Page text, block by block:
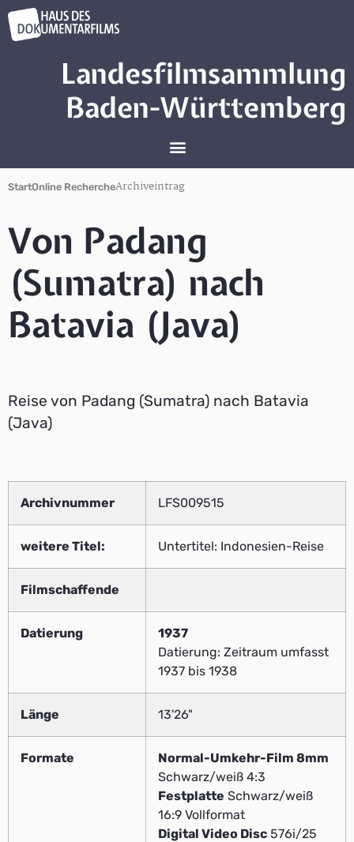
Landesfilmsammlung
Baden-Württemberg
StartOnline RechercheArchiveintrag
Von Padang
(Sumatra) nach
Batavia (Java)
Reise von Padang (Sumatra) nach Batavia
(Java)
Archivnummer LFS009515
weitere Titel: Untertitel: Indonesien-Reise
Filmschaffende
Datierung
1937
Datierung: Zeitraum umfasst
1937 bis 1938
Länge 13'26"
Formate
Normal-Umkehr-Film 8mm
Schwarz/weiß 4:3
Festplatte Schwarz/weiß
16:9 Vollformat
Digital Video Disc 576i/25